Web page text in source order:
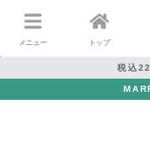
メニュー トップ
税込